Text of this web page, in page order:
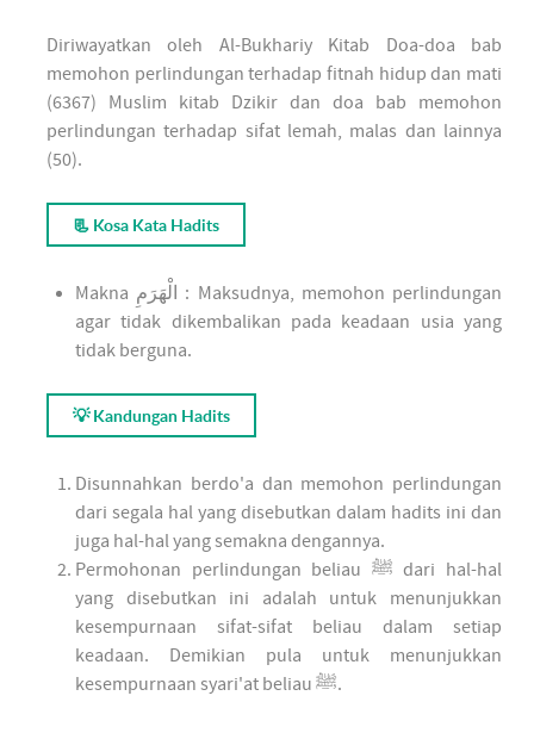
Diriwayatkan oleh Al-Bukhariy Kitab Doa-doa bab
memohon perlindungan terhadap fitnah hidup dan mati
(6367) Muslim kitab Dzikir dan doa bab memohon
perlindungan terhadap sifat lemah, malas dan lainnya
(50).
📃 Kosa Kata Hadits
Makna الْهَرَمِ : Maksudnya, memohon perlindungan
agar tidak dikembalikan pada keadaan usia yang
tidak berguna.
💡 Kandungan Hadits
Disunnahkan berdo'a dan memohon perlindungan
dari segala hal yang disebutkan dalam hadits ini dan
juga hal-hal yang semakna dengannya.
Permohonan perlindungan beliau ﷺ dari hal-hal
yang disebutkan ini adalah untuk menunjukkan
kesempurnaan sifat-sifat beliau dalam setiap
keadaan. Demikian pula untuk menunjukkan
kesempurnaan syari'at beliau ﷺ.